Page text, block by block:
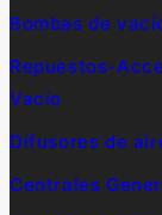
Bombas de
Repuestos-
Vacío
Difusores de
Centrales